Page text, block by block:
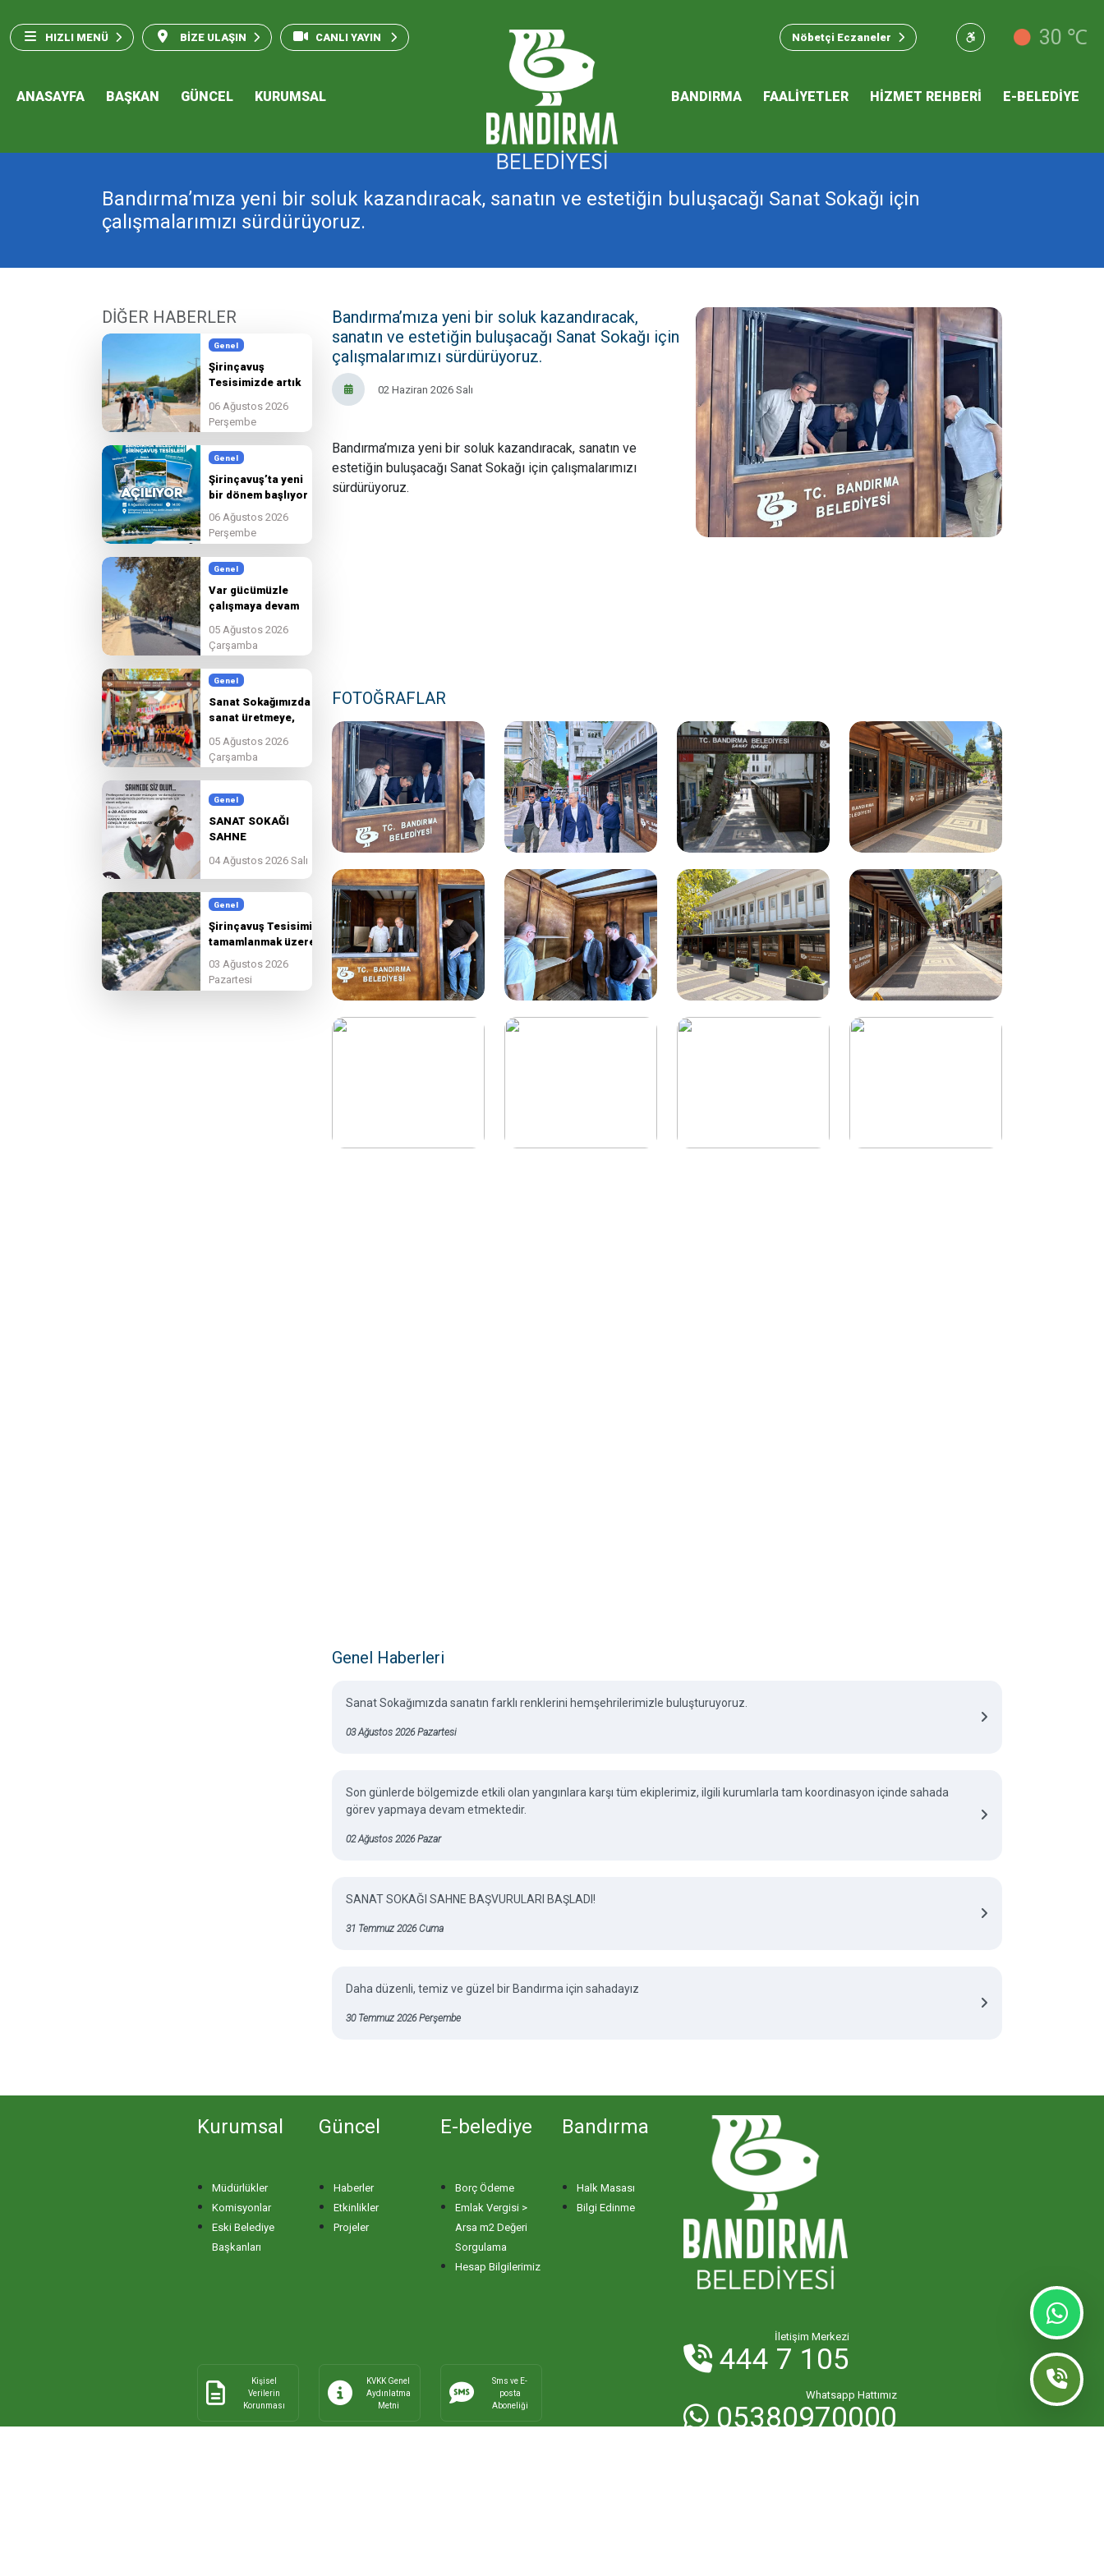
HIZLI MENÜ BİZE ULAŞIN CANLI YAYIN Nöbetçi Eczaneler 30 ℃
ANASAYFA BAŞKAN GÜNCEL KURUMSAL
2026 Performans Programı
BANDIRMA FAALİYETLER HİZMET REHBERİ E-BELEDİYE
Bandırma’mıza yeni bir soluk kazandıracak, sanatın ve estetiğin buluşacağı Sanat Sokağı için
çalışmalarımızı sürdürüyoruz.
DİĞER HABERLER
Genel
Şirinçavuş
Tesisimizde artık
tamamlıyoruz
06 Ağustos 2026
Perşembe
Genel
Şirinçavuş’ta yeni
bir dönem başlıyor
06 Ağustos 2026
Perşembe
Genel
Var gücümüzle
çalışmaya devam
05 Ağustos 2026
Çarşamba
Genel
Sanat Sokağımızda
sanat üretmeye,
birlikte
güzelleşmeye devam
ediyoruz.
05 Ağustos 2026
Çarşamba
Genel
SANAT SOKAĞI
SAHNE
BAŞLADI!
04 Ağustos 2026 Salı
Genel
Şirinçavuş Tesisimiz
tamamlanmak üzere.
03 Ağustos 2026
Pazartesi
Bandırma’mıza yeni bir soluk kazandıracak,
sanatın ve estetiğin buluşacağı Sanat Sokağı için
çalışmalarımızı sürdürüyoruz.
02 Haziran 2026 Salı
Bandırma’mıza yeni bir soluk kazandıracak, sanatın ve
estetiğin buluşacağı Sanat Sokağı için çalışmalarımızı
sürdürüyoruz.
FOTOĞRAFLAR
Genel Haberleri
Sanat Sokağımızda sanatın farklı renklerini hemşehrilerimizle buluşturuyoruz.
03 Ağustos 2026 Pazartesi
Son günlerde bölgemizde etkili olan yangınlara karşı tüm ekiplerimiz, ilgili kurumlarla tam koordinasyon içinde sahada
görev yapmaya devam etmektedir.
02 Ağustos 2026 Pazar
SANAT SOKAĞI SAHNE BAŞVURULARI BAŞLADI!
31 Temmuz 2026 Cuma
Daha düzenli, temiz ve güzel bir Bandırma için sahadayız
30 Temmuz 2026 Perşembe
Kurumsal
Müdürlükler
Komisyonlar
Eski Belediye
Başkanları
Güncel
Haberler
Etkinlikler
Projeler
E-belediye
Borç Ödeme
Emlak Vergisi >
Arsa m2 Değeri
Sorgulama
Hesap Bilgilerimiz
Bandırma
Halk Masası
Bilgi Edinme
Kişisel
Verilerin
Korunması
KVKK Genel
Aydınlatma
Metni
Sms ve E-
posta
Aboneliği
İletişim Merkezi
444 7 105
Whatsapp Hattımız
05380970000